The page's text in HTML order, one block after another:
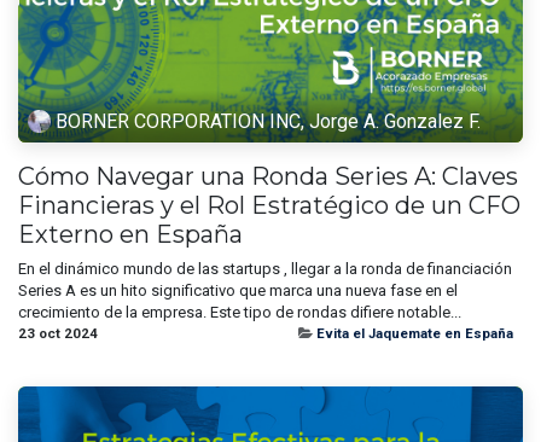
BORNER CORPORATION INC, Jorge A. Gonzalez F.
Cómo Navegar una Ronda Series A: Claves
Financieras y el Rol Estratégico de un CFO
Externo en España
En el dinámico mundo de las startups , llegar a la ronda de financiación
Series A es un hito significativo que marca una nueva fase en el
crecimiento de la empresa. Este tipo de rondas difiere notable...
23 oct 2024 Evita el Jaquemate en España